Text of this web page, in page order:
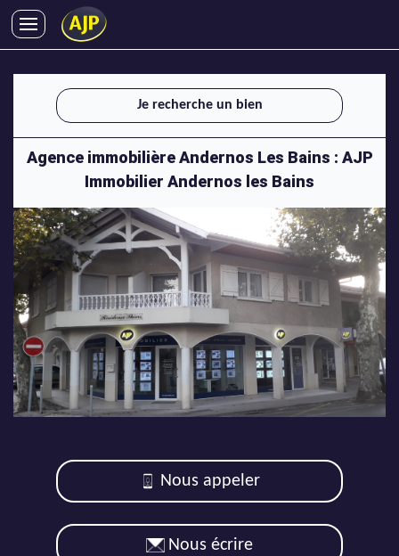
LOCATIONS
IMMOBILIER NEUF
LOCATIONS DE VACANCES
ENTREPRISES
DEVENIR FRANCHISÉ
AJP Recrute
AJP Actualités
Je recherche un bien
Agence immobilière Andernos Les Bains : AJP
Immobilier Andernos les Bains
Nous appeler
Nous écrire